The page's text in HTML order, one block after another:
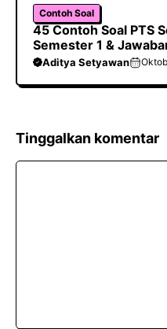
Contoh Soal
45 Contoh Soal PTS
Semester 1 &
Aditya Setyawan
Tinggalkan komentar
Komentar